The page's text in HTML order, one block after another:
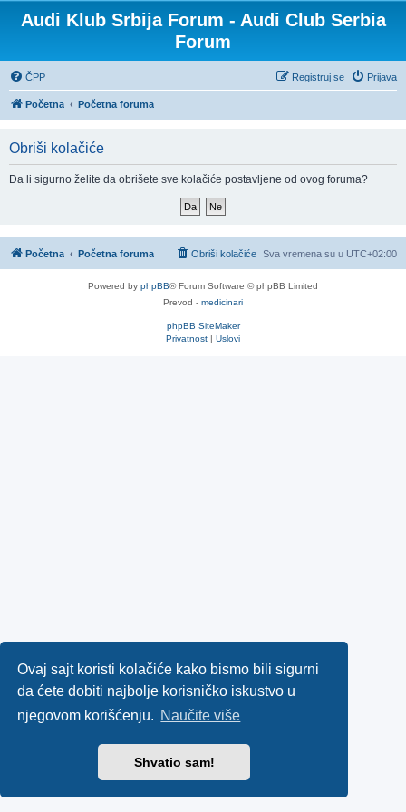
Ovaj sajt koristi kolačiće kako bismo bili sigurni
da ćete dobiti najbolje korisničko iskustvo u
njegovom korišćenju. Naučite više
Shvatio sam!
Audi Klub Srbija Forum - Audi Club Serbia
Forum
ČPP Prijava
Registruj se
Početna Početna foruma
Obriši kolačiće
Da li sigurno želite da obrišete sve kolačiće postavljene od ovog foruma?
Početna Početna foruma Sva vremena su u UTC+02:00
Obriši kolačiće
Powered by phpBB® Forum Software © phpBB Limited
Prevod - medicinari
phpBB SiteMaker
Privatnost | Uslovi